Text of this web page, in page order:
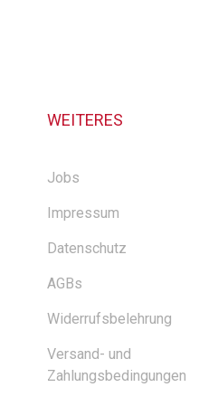
WEITERES
Jobs
Impressum
Datenschutz
AGBs
Widerrufsbelehrung
Versand- und
Zahlungsbedingungen